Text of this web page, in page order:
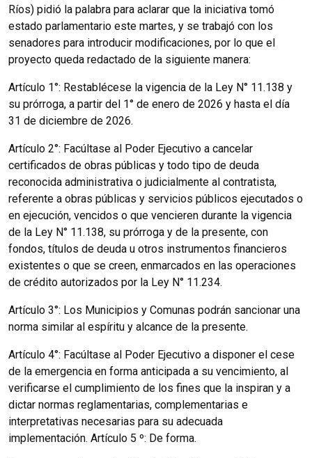
Ríos) pidió la palabra para aclarar que la iniciativa tomó
estado parlamentario este martes, y se trabajó con los
senadores para introducir modificaciones, por lo que el
proyecto queda redactado de la siguiente manera:
Artículo 1°: Restablécese la vigencia de la Ley N° 11.138 y
su prórroga, a partir del 1° de enero de 2026 y hasta el día
31 de diciembre de 2026.
Artículo 2°: Facúltase al Poder Ejecutivo a cancelar
certificados de obras públicas y todo tipo de deuda
reconocida administrativa o judicialmente al contratista,
referente a obras públicas y servicios públicos ejecutados o
en ejecución, vencidos o que vencieren durante la vigencia
de la Ley N° 11.138, su prórroga y de la presente, con
fondos, títulos de deuda u otros instrumentos financieros
existentes o que se creen, enmarcados en las operaciones
de crédito autorizados por la Ley N° 11.234.
Artículo 3°: Los Municipios y Comunas podrán sancionar una
norma similar al espíritu y alcance de la presente.
Artículo 4°: Facúltase al Poder Ejecutivo a disponer el cese
de la emergencia en forma anticipada a su vencimiento, al
verificarse el cumplimiento de los fines que la inspiran y a
dictar normas reglamentarias, complementarias e
interpretativas necesarias para su adecuada
implementación. Artículo 5 º: De forma.